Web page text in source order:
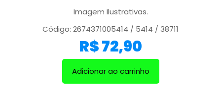
Imagem Ilustrativas.
Código: 2674371005414 / 5414 / 38711
R$72,90
Adicionar ao carrinho